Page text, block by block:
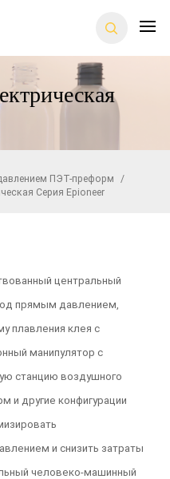
ПЭТ-преформ
/
Серия Epioneer
центральный
прямым давлением,
плавления клея с
манипулятор с
станцию ​​воздушного
и другие конфигурации
и снизить затраты
человеко-машинный